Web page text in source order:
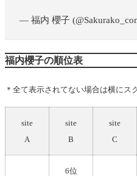
— 福内 櫻子
福内櫻子の順位表
＊全て表示されてない場合は横にス
site
A
site
B
site
C
6位